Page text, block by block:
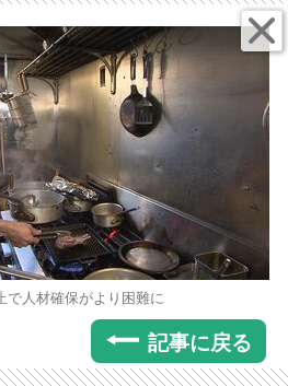
で人材確保がより困難に
記事に戻る